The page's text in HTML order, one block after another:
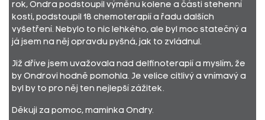
rok, Ondra podstoupil výměnu kolene a části stehenní
kosti, podstoupil 18 chemoterapií a řadu dalších
vyšetření. Nebylo to nic lehkého, ale byl moc statečný a
já jsem na něj opravdu pyšná, jak to zvládnul.
Již dříve jsem uvažovala nad delfinoterapií a myslím, že
by Ondrovi hodně pomohla. Je velice citlivý a vnímavý a
byl by to pro něj ten nejlepší zážitek.
Děkuji za pomoc, maminka Ondry.